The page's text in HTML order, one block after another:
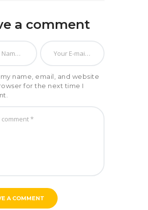
a comment
name, email, and website
for the next time I